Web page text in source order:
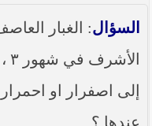
السؤال: الغبار
إلى اصفرار او
عندها ؟